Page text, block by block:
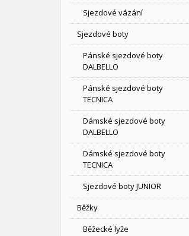
Sjezdové vázání
Sjezdové boty
Pánské sjezdové boty
DALBELLO
Pánské sjezdové boty
TECNICA
Dámské sjezdové boty
DALBELLO
Dámské sjezdové boty
TECNICA
Sjezdové boty JUNIOR
Běžky
Běžecké lyže